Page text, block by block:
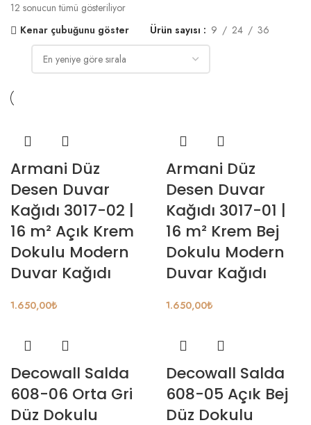
12 sonucun tümü gösteriliyor
Kenar çubuğunu göster
Ürün sayısı 9 24 36
Armani Düz
Desen Duvar
Kağıdı 3017-02 |
16 m² Açık Krem
Dokulu Modern
Duvar Kağıdı
1.650,00₺
Armani Düz
Desen Duvar
Kağıdı 3017-01 |
16 m² Krem Bej
Dokulu Modern
Duvar Kağıdı
1.650,00₺
Decowall Salda
608-06 Orta Gri
Düz Dokulu
Decowall Salda
608-05 Açık Bej
Düz Dokulu